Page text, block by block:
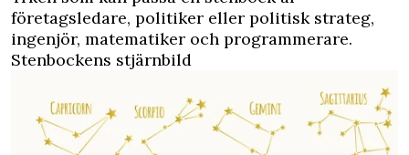
företagsledare, politiker eller politisk strateg,
ingenjör, matematiker och programmerare.
Stenbockens stjärnbild